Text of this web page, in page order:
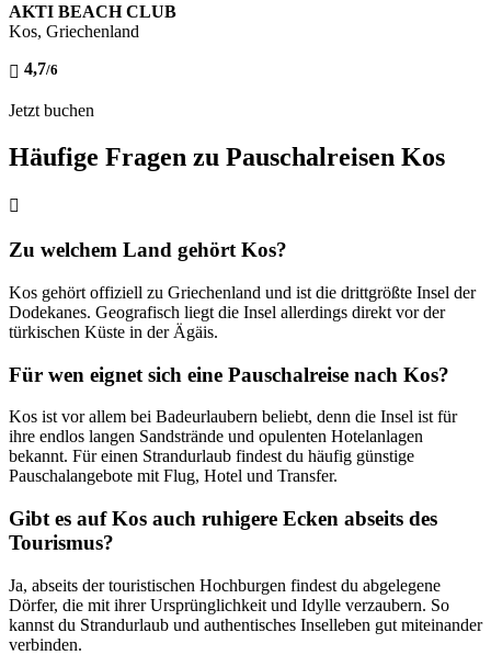
AKTI BEACH CLUB
Kos, Griechenland
4,7/6
Jetzt buchen
Häufige Fragen zu Pauschalreisen Kos
Zu welchem Land gehört Kos?
Kos gehört offiziell zu Griechenland und ist die drittgrößte Insel der
Dodekanes. Geografisch liegt die Insel allerdings direkt vor der
türkischen Küste in der Ägäis.
Für wen eignet sich eine Pauschalreise nach Kos?
Kos ist vor allem bei Badeurlaubern beliebt, denn die Insel ist für
ihre endlos langen Sandstrände und opulenten Hotelanlagen
bekannt. Für einen Strandurlaub findest du häufig günstige
Pauschalangebote mit Flug, Hotel und Transfer.
Gibt es auf Kos auch ruhigere Ecken abseits des
Tourismus?
Ja, abseits der touristischen Hochburgen findest du abgelegene
Dörfer, die mit ihrer Ursprünglichkeit und Idylle verzaubern. So
kannst du Strandurlaub und authentisches Inselleben gut miteinander
verbinden.